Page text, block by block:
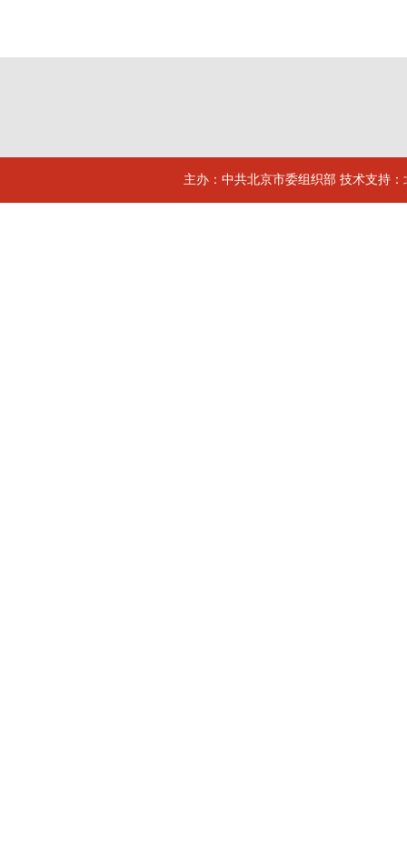
主办：中共北京市委组织部 技术支持